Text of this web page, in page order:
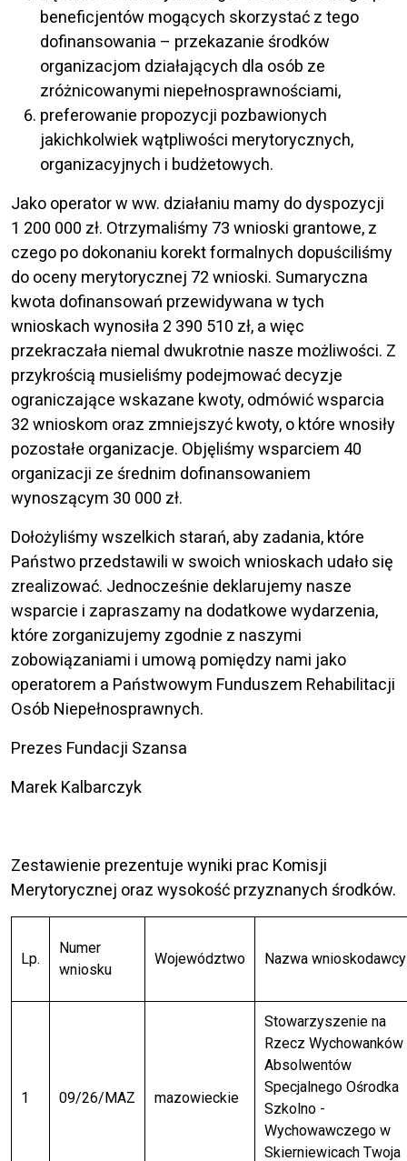
beneficjentów mogących skorzystać z tego
dofinansowania – przekazanie środków
organizacjom działających dla osób ze
zróżnicowanymi niepełnosprawnościami,
preferowanie propozycji pozbawionych
jakichkolwiek wątpliwości merytorycznych,
organizacyjnych i budżetowych.
Jako operator w ww. działaniu mamy do dyspozycji
1 200 000 zł. Otrzymaliśmy 73 wnioski grantowe, z
czego po dokonaniu korekt formalnych dopuściliśmy
do oceny merytorycznej 72 wnioski. Sumaryczna
kwota dofinansowań przewidywana w tych
wnioskach wynosiła 2 390 510 zł, a więc
przekraczała niemal dwukrotnie nasze możliwości. Z
przykrością musieliśmy podejmować decyzje
ograniczające wskazane kwoty, odmówić wsparcia
32 wnioskom oraz zmniejszyć kwoty, o które wnosiły
pozostałe organizacje. Objęliśmy wsparciem 40
organizacji ze średnim dofinansowaniem
wynoszącym 30 000 zł.
Dołożyliśmy wszelkich starań, aby zadania, które
Państwo przedstawili w swoich wnioskach udało się
zrealizować. Jednocześnie deklarujemy nasze
wsparcie i zapraszamy na dodatkowe wydarzenia,
które zorganizujemy zgodnie z naszymi
zobowiązaniami i umową pomiędzy nami jako
operatorem a Państwowym Funduszem Rehabilitacji
Osób Niepełnosprawnych.
Prezes Fundacji Szansa
Marek Kalbarczyk
Zestawienie prezentuje wyniki prac Komisji
Merytorycznej oraz wysokość przyznanych środków.
Lp.
Numer
wniosku
Województwo Nazwa wnioskodawcy
1 09/26/MAZ mazowieckie
Stowarzyszenie na
Rzecz Wychowanków
Absolwentów
Specjalnego Ośrodka
Szkolno -
Wychowawczego w
Skierniewicach Twoja